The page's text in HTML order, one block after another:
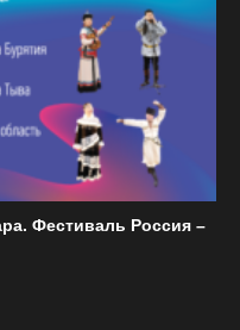
Фестиваль Россия –